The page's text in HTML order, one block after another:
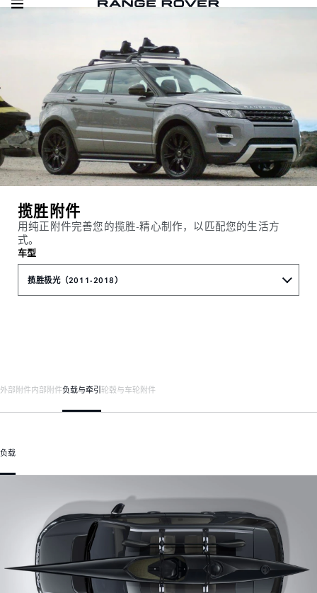
揽胜附件
用纯正附件完善您的揽胜-精心制作，以匹配您的生活方
式。
车型
揽胜极光（2011-2018）
外部附件内部附件负载与牵引轮毂与车轮附件
负载